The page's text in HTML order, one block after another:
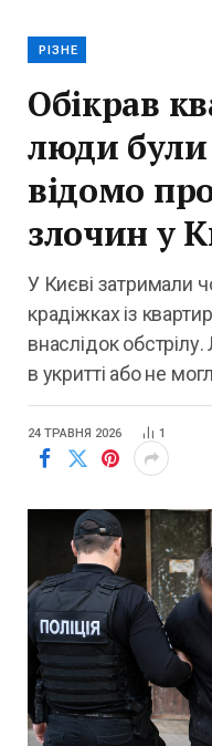
РІЗНЕ
Обікрав
люди
відомо
злочин у
У Києві затримали
крадіжках із
внаслідок
в укритті або не
24 ТРАВНЯ 2026 1